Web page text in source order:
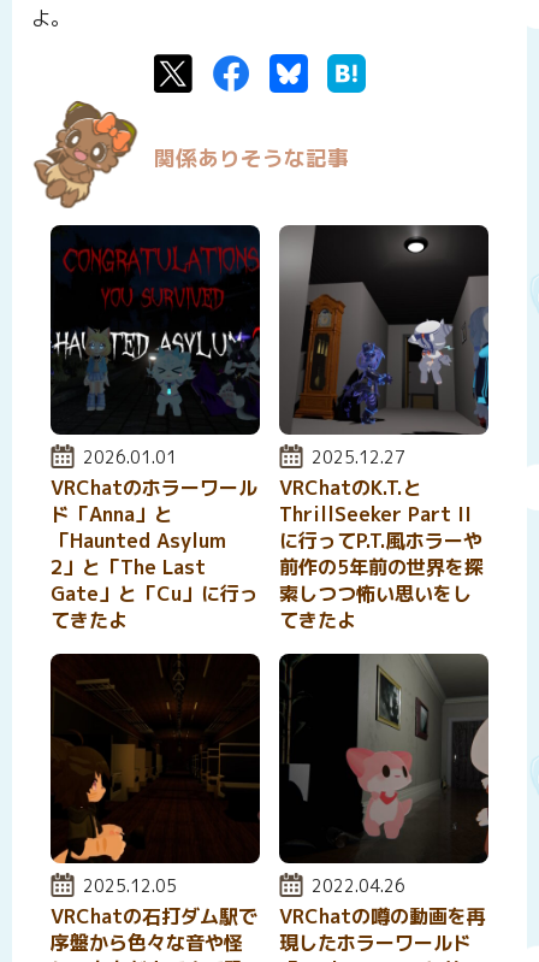
よ。
TwitterFacebookBluesky
関係ありそうな記事
投稿日:
2026.01.01
VRChatのホラーワール
ド「Anna」と
「Haunted Asylum
2」と「The Last
Gate」と「Cu」に行っ
てきたよ
投稿日:
2025.12.27
VRChatのK.T.と
ThrillSeeker Part II
に行ってP.T.風ホラーや
前作の5年前の世界を探
索しつつ怖い思いをし
てきたよ
投稿日:
2025.12.05
VRChatの石打ダム駅で
序盤から色々な音や怪
投稿日:
2022.04.26
VRChatの噂の動画を再
現したホラーワールド